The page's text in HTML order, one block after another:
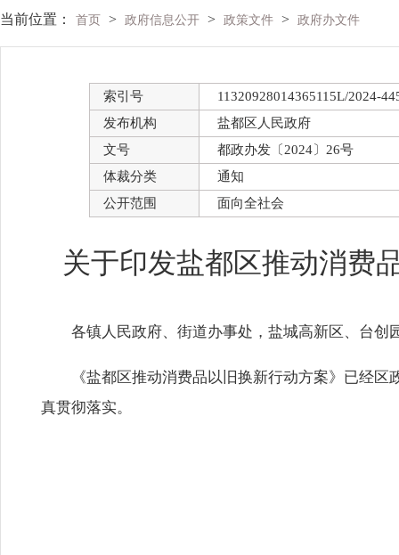
当前位置： 首页 > 政府信息公开 > 政策文件 > 政府办文件
索引号
11320928014365115L/2024-
发布机构
盐都区人民政府
文号
都政办发〔2024〕26号
体裁分类
通知
公开范围
面向全社会
关于印发盐都区推动消费
各镇人民政府、街道办事处，盐城高新区、台
《盐都区推动消费品以旧换新行动方案》已经区
真贯彻落实。